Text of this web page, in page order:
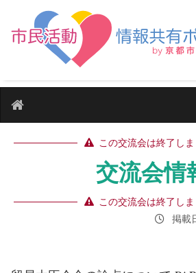
この交流会は終了し
交流会情
この交流会は終了し
掲載